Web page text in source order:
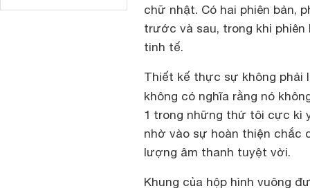
chữ nhật. Có hai phiên bản,
trước và sau, trong khi
tinh tế.
Thiết kế thực sự không phải
không có nghĩa rằng nó
1 trong những thứ tôi cực kì
nhờ vào sự hoàn thiện chắc
lượng âm thanh tuyệt vời.
Khung của hộp hình vuông